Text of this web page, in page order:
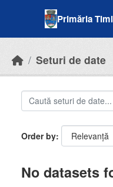
Primăria
Seturi de date
Order by
No datasets